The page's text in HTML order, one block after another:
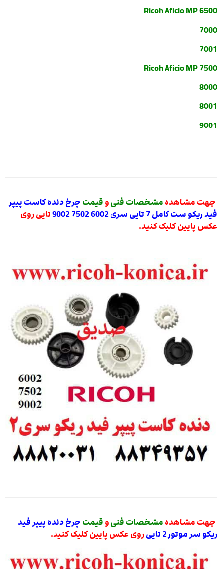
Ricoh Aficio MP 6500
7000
7001
Ricoh Aficio MP 7500
8000
8001
9001
جهت مشاهده مشخصات فنی و قیمت چرخ دنده کاست پیپر
فید ریکو ست کامل 7 تایی سری 6002 7502 9002
تایی روی
عکس پایین کلیک کنید.
جهت مشاهده مشخصات فنی و قیمت چرخ دنده پیپر فید
ریکو سر موتور 2 تایی
روی عکس پایین کلیک کنید.